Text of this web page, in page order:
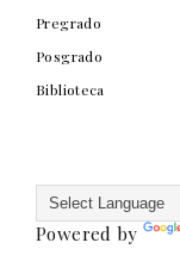
Pregrado
Posgrado
Biblioteca
Powered by